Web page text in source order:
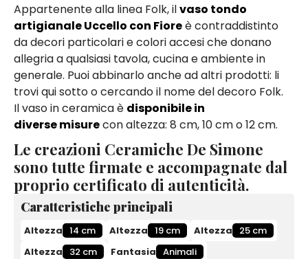
Appartenente alla linea Folk, ilvaso tondo
artigianale Uccello con Fioreè contraddistinto
da decori particolari e colori accesi che donano
allegria a qualsiasi tavola, cucina e ambiente in
generale. Puoi abbinarlo anche ad altri prodotti: li
trovi qui sotto o cercando il nome del decoro Folk.
Il vaso in ceramica è disponibile in
diverse misurecon altezza: 8 cm, 10 cm o 12 cm.
Le creazioni Ceramiche De Simone
sono tutte firmate e accompagnate dal
proprio certificato di autenticità.
Caratteristiche principali
Altezza 14 cm Altezza 19 cm Altezza
25 cm
Altezza
32 cm Fantasia Animali